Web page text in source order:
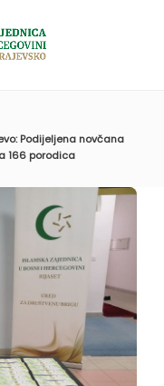
Podijeljena novčana
166 porodica